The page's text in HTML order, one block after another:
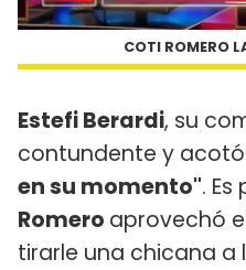
COTI ROMERO
Estefi Berardi, su
contundente y
en su momento".
Romero aprovechó
tirarle una chicana a